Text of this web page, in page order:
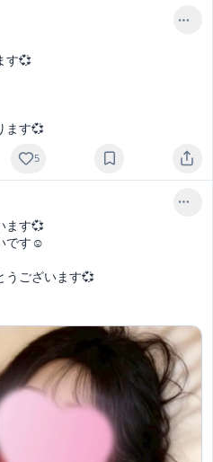
す💞
ます💞
5
ます💞
です☺️
うございます💞